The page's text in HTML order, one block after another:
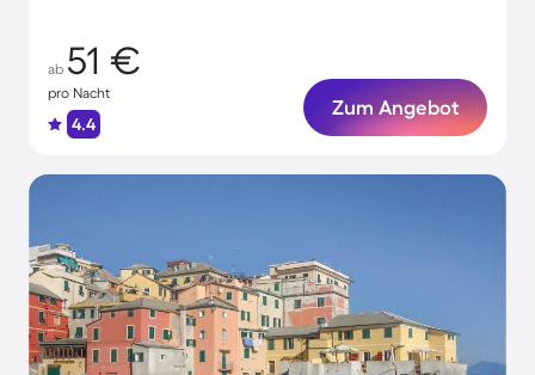
ab 51 €
pro Nacht
4.4
Zum Angebot